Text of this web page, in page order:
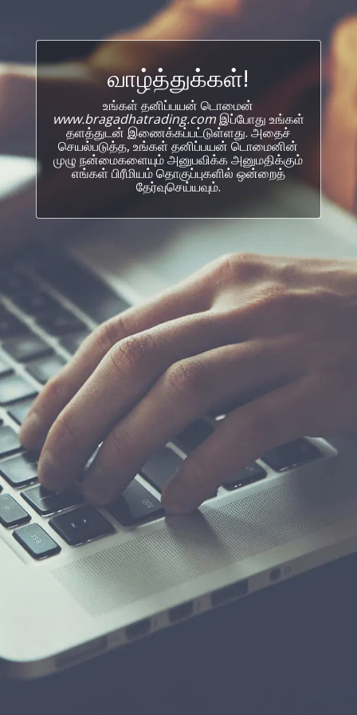
வாழ்த்துக்கள்!
உங்கள் தனிப்பயன் டொமைன்
www.bragadhatrading.comஇப்போது உங்கள்
தளத்துடன் இணைக்கப்பட்டுள்ளது. அதைச்
செயல்படுத்த, உங்கள் தனிப்பயன் டொமைனின்
முழு நன்மைகளையும் அனுபவிக்க அனுமதிக்கும்
எங்கள் பிரீமியம் தொகுப்புகளில் ஒன்றைத்
தேர்வுசெய்யவும்.